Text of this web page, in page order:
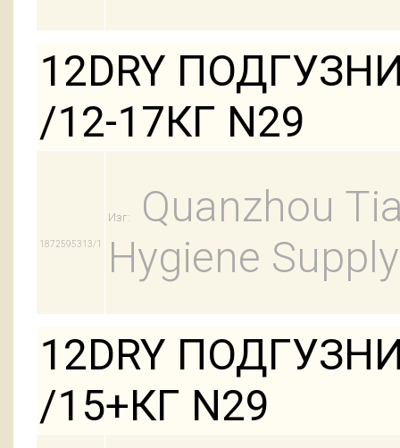
12DRY
/12-17КГ N29
1872595313/1
Изг:
Quanzhou
Hygiene
12DRY
/15+КГ N29